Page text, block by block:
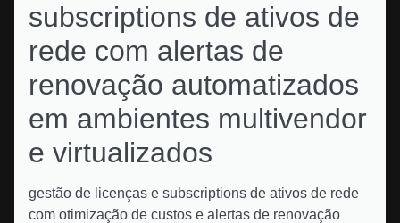
subscriptions de ativos de
rede com alertas de
renovação automatizados
em ambientes multivendor
e virtualizados
gestão de licenças e subscriptions de ativos de rede
com otimização de custos e alertas de renovação